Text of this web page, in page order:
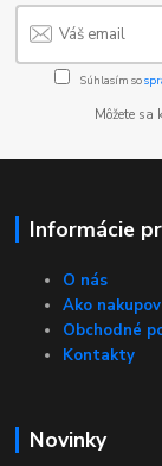
Súhlasím so
Môžete
Informácie
O nás
Ako
Obchodné
Kontakty
Novinky